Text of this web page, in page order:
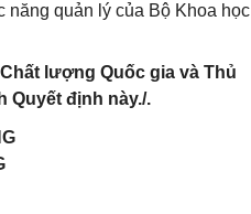
quản lý của Bộ Khoa học
lượng Quốc gia và Thủ
Quyết định này./.